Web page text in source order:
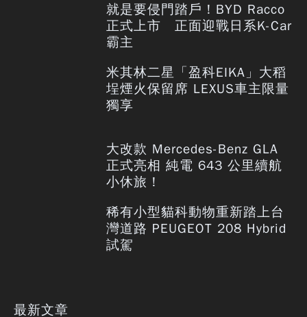
就是要侵門踏戶！BYD Racco
正式上市 正面迎戰日系K-Car
霸主
米其林二星「盈科EIKA」大稻
埕煙火保留席 LEXUS車主限量
獨享
大改款 Mercedes-Benz GLA
正式亮相 純電 643 公里續航
小休旅！
稀有小型貓科動物重新踏上台
灣道路 PEUGEOT 208 Hybrid
試駕
最新文章